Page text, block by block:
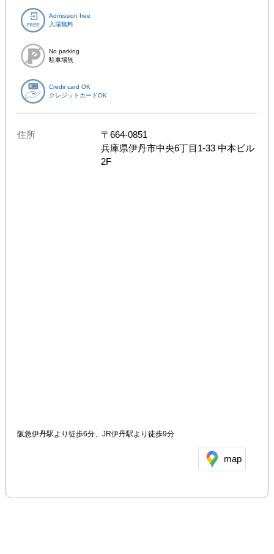
Admission free
入場無料
No parking
駐車場無
Credir card OK
クレジットカードOK
住所 〒 664-0851
兵庫県伊丹市中央6丁目1‐33 中本ビル
2F
阪急伊丹駅より徒歩6分、JR伊丹駅より徒歩9分
map